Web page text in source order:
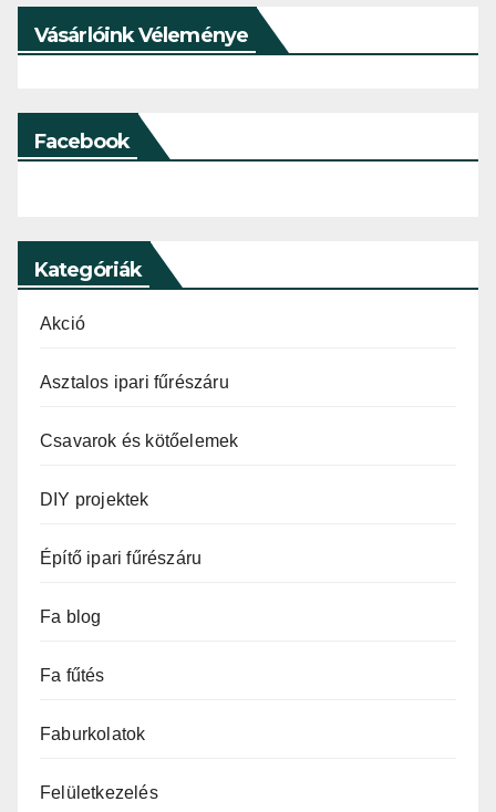
Vásárlóink Véleménye
Facebook
Kategóriák
Akció
Asztalos ipari fűrészáru
Csavarok és kötőelemek
DIY projektek
Építő ipari fűrészáru
Fa blog
Fa fűtés
Faburkolatok
Felületkezelés